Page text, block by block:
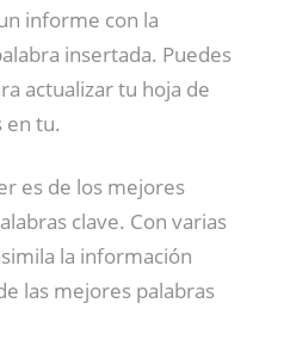
informe con la
insertada. Puedes
actualizar tu hoja de
en tu.
es de los mejores
clave. Con varias
la información
las mejores palabras